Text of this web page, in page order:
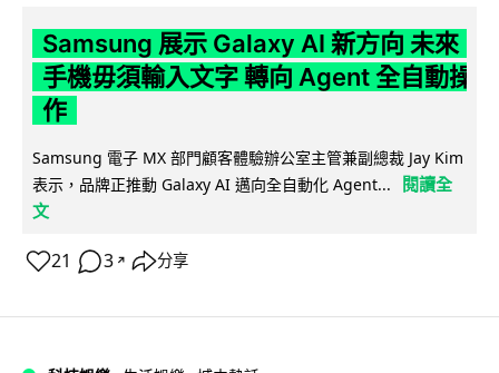
Samsung 展示 Galaxy AI 新方向 未來
手機毋須輸入文字 轉向 Agent 全自動操
作
Samsung 電子 MX 部門顧客體驗辦公室主管兼副總裁 Jay Kim
表示，品牌正推動 Galaxy AI 邁向全自動化 Agent...
閱讀全
文
21 3 ↗ 分享